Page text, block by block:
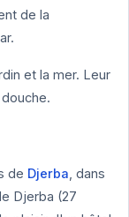
de la
et la mer. Leur
de Djerba , dans
Djerba (27